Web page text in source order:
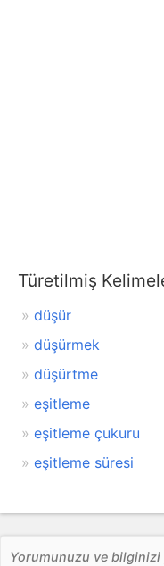
Türetilmiş
düşür
düşürmek
düşürtme
eşitleme
eşitleme çukuru
eşitleme süresi
Yorumunuzu ve bilginizi